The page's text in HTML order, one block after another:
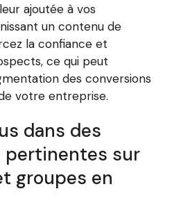
ajoutée à vos
un contenu de
la confiance et
ce qui peut
des conversions
votre entreprise.
dans des
pertinentes sur
groupes en